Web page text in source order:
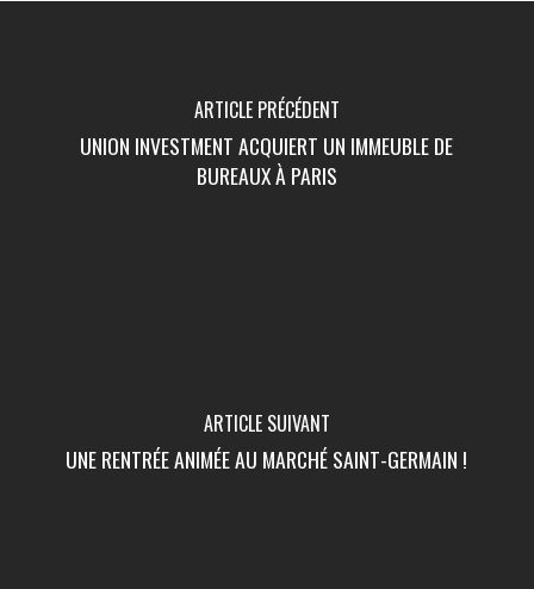
ARTICLE PRÉCÉDENT
UNION INVESTMENT ACQUIERT UN IMMEUBLE DE
BUREAUX À PARIS
ARTICLE SUIVANT
UNE RENTRÉE ANIMÉE AU MARCHÉ SAINT-GERMAIN !